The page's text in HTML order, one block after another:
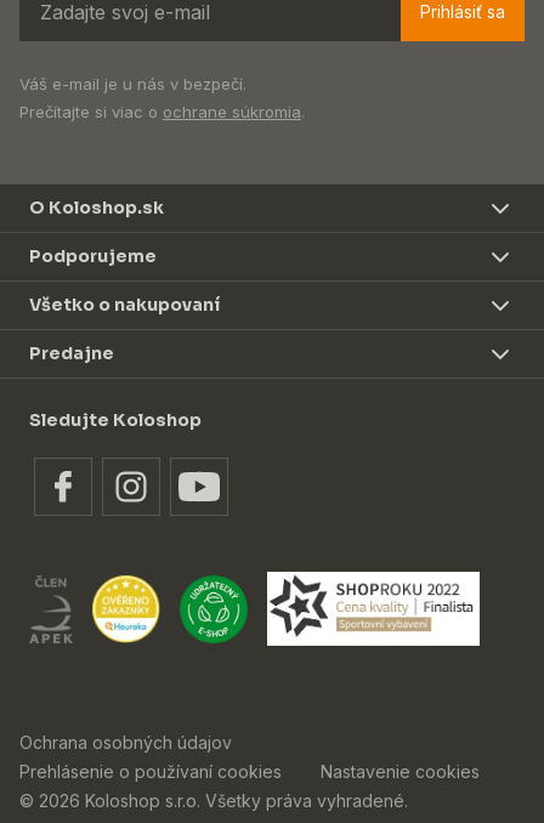
Prihlásiť sa
Váš e-mail je u nás v bezpečí.
Prečítajte si viac o ochrane súkromia.
O Koloshop.sk
Podporujeme
Všetko o nakupovaní
Predajne
Sledujte Koloshop
Ochrana osobných údajov
Prehlásenie o používaní cookies
Nastavenie cookies
© 2026 Koloshop s.r.o. Všetky práva vyhradené.